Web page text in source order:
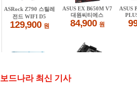
보드나라 최신 기사